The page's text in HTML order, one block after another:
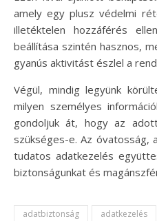
amely egy plusz védelmi
illetéktelen hozzáférés
beállítása szintén hasznos,
gyanús aktivitást észlel a
Végül, mindig legyünk
milyen személyes
gondoljuk át, hogy az
szükséges-e. Az óvatosság,
tudatos adatkezelés
biztonságunkat és
adatbiztonság adatkezelés